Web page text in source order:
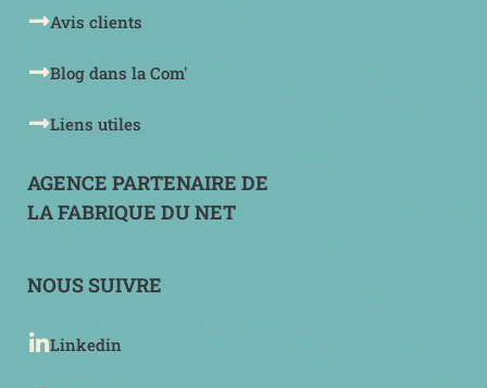
Avis clients
Blog dans la Com'
Liens utiles
AGENCE PARTENAIRE DE
LA FABRIQUE DU NET
NOUS SUIVRE
Linkedin